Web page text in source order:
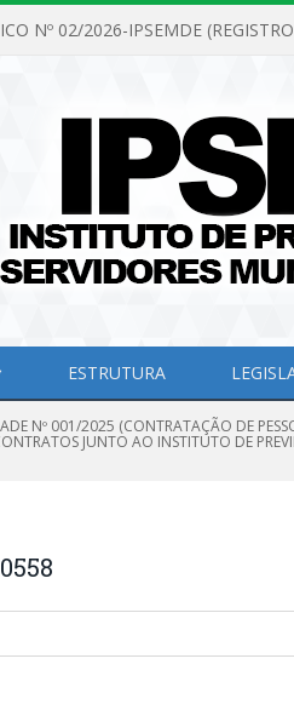
ESTRUTURA
Nº 001/2025 (CONTRATAÇÃO DE
JUNTO AO INSTITUTO DE